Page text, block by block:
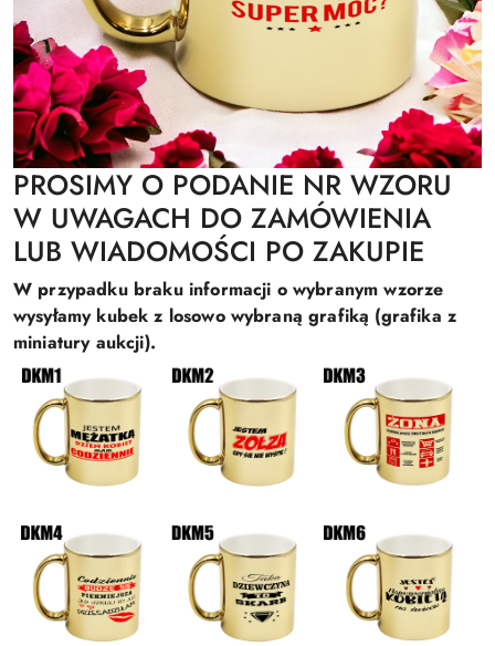
PROSIMY O PODANIE NR WZORU
W UWAGACH DO ZAMÓWIENIA
LUB WIADOMOŚCI PO ZAKUPIE
W przypadku braku informacji o wybranym wzorze
wysyłamy kubek z losowo wybraną grafiką (grafika z
miniatury aukcji).